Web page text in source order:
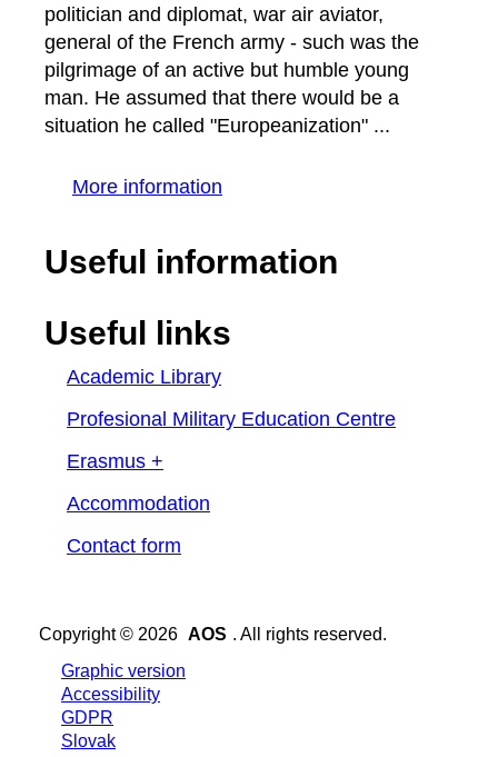
politician and diplomat, war air aviator,
general of the French army - such was the
pilgrimage of an active but humble young
man. He assumed that there would be a
situation he called "Europeanization" ...
More information
Useful information
Useful links
Academic Library
Profesional Military Education Centre
Erasmus +
Accommodation
Contact form
Copyright © 2026 AOS . All rights reserved.
Graphic version
Accessibility
GDPR
Slovak